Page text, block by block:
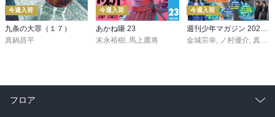
今週入荷
九条の大罪（１７）
真鍋昌平
今週入荷
あかね噺 23
末永裕樹 馬上鷹将
今週入荷
金城宗幸
ノ村優介 真島ヒロ
フロア